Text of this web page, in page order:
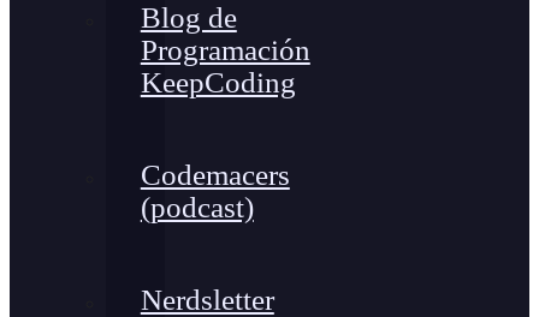
Blog de
Programación
KeepCoding
Codemacers
(podcast)
Nerdsletter